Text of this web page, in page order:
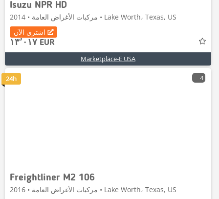
Isuzu NPR HD
مركبات الأغراض العامة • 2014 • Lake Worth، Texas, US
اشتري الآن
١٣٬٠١٧ EUR
Marketplace-E USA
4
Freightliner M2 106
مركبات الأغراض العامة • 2016 • Lake Worth، Texas, US
24h